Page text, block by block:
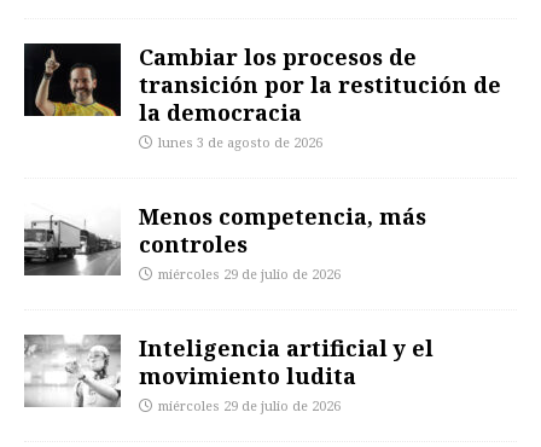
Cambiar los procesos de
transición por la restitución de
la democracia
lunes 3 de agosto de 2026
Menos competencia, más
controles
miércoles 29 de julio de 2026
Inteligencia artificial y el
movimiento ludita
miércoles 29 de julio de 2026